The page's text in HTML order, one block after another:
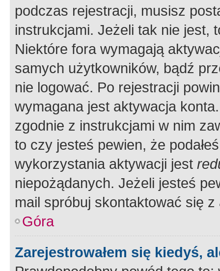
podczas rejestracji, musisz
instrukcjami. Jeżeli tak nie jest,
Niektóre fora wymagają
samych użytkowników, bądź
nie logować. Po rejestracji
wymagana jest aktywacja
zgodnie z instrukcjami w nim
to czy jesteś pewien, że
wykorzystania aktywacji jest
niepożądanych. Jeżeli jesteś
mail spróbuj skontaktować się
Góra
Zarejestrowałem się kiedyś,